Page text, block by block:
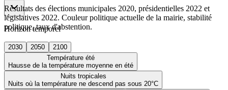
Horizon temporel
2030 2050
2100
Température été
Hausse de la température moyenne en été
Nuits tropicales
Nuits où la température ne descend pas sous 20°C
Résultats des élections municipales 2020, présidentielles 2022 et
législatives 2022. Couleur politique actuelle de la mairie, stabilité
politique, taux d'abstention.